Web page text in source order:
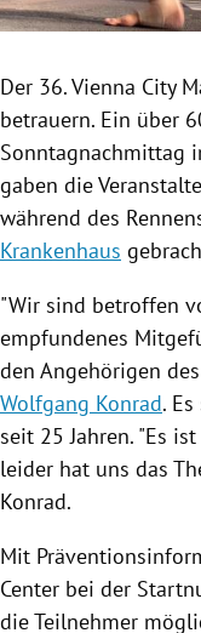
Untermenü
Untermenü
Der 36.Vienna City
betrauern. Ein über
Sonntagnachmittag
gaben die
während des
Krankenhaus
"Wir sind betroffen
empfundenes
den Angehörigen
Wolfgang Konrad.
seit 25 Jahren. "Es
leider hat uns das
Konrad.
Mit
Center bei der
die Teilnehmer